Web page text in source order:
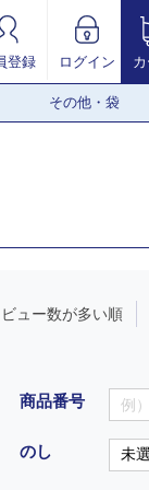
登録 ログイン カ
その他・袋
ビュー数が多い順
商品番号
のし